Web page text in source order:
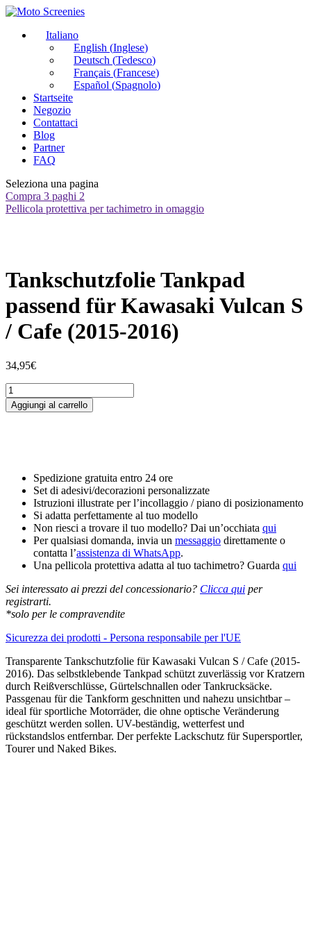
Italiano
English (Inglese)
Deutsch (Tedesco)
Français (Francese)
Español (Spagnolo)
Startseite
Negozio
Contattaci
Blog
Partner
FAQ
Seleziona una pagina
Compra 3 paghi 2
Pellicola protettiva per tachimetro in omaggio
Tankschutzfolie Tankpad
passend für Kawasaki Vulcan S
/ Cafe (2015-2016)
34,95€
Tankschutzfolie
Tankpad
passend
Cafe
(2015-
2016)
quantità
Aggiungi al carrello
Spedizione gratuita entro 24 ore
Set di adesivi/decorazioni personalizzate
Istruzioni illustrate per l’incollaggio / piano di posizionamento
Si adatta perfettamente al tuo modello
Non riesci a trovare il tuo modello? Dai un’occhiata qui
Per qualsiasi domanda, invia un messaggio direttamente o
contatta l’assistenza di WhatsApp.
Una pellicola protettiva adatta al tuo tachimetro? Guarda qui
Sei interessato ai prezzi del concessionario? Clicca qui per
registrarti.
*solo per le compravendite
Sicurezza dei prodotti - Persona responsabile per l'UE
Transparente Tankschutzfolie für Kawasaki Vulcan S / Cafe (2015-
2016). Das selbstklebende Tankpad schützt zuverlässig vor Kratzern
durch Reißverschlüsse, Gürtelschnallen oder Tankrucksäcke.
Passgenau für die Tankform geschnitten und nahezu unsichtbar –
ideal für sportliche Motorräder, die ohne optische Veränderung
geschützt werden sollen. UV-beständig, wetterfest und
rückstandslos entfernbar. Der perfekte Lackschutz für Supersportler,
Tourer und Naked Bikes.